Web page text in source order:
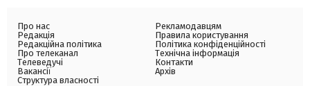
Про нас
Редакція
Редакційна політика
Про телеканал
Телеведучі
Вакансії
Структура власності
Рекламодавцям
Правила користування
Політика конфіденційності
Технічна інформація
Контакти
Архів